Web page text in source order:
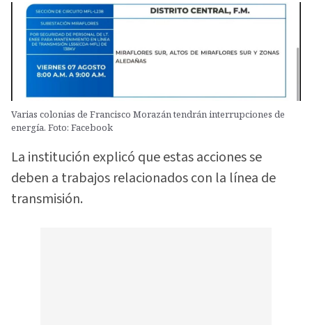
Varias colonias de Francisco Morazán tendrán interrupciones de
energía. Foto: Facebook
La institución explicó que estas acciones se
deben a trabajos relacionados con la línea de
transmisión.